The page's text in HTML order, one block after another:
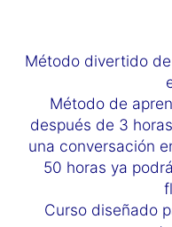
Método divertido
Método de
después de 3
una conversación
50 horas ya
Curso diseñado